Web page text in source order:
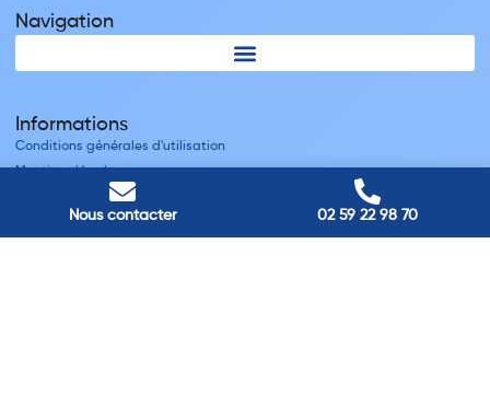
Nous contacter 02 59 22 98 70
Navigation
Informations
Conditions générales d'utilisation
Nous contacter